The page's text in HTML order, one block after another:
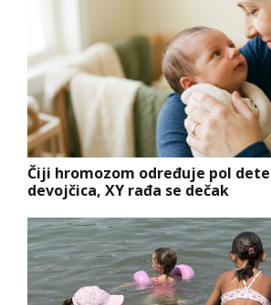
Čiji hromozom određuje pol
devojčica, XY rađa se dečak